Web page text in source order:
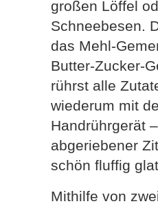
großen Löffel
Schneebesen.
das Mehl-
Butter-Zucker-
rührst alle
wiederum mit
Handrührgerät
abgeriebener
schön fluffig
Mithilfe von